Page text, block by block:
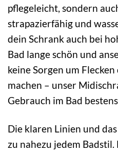
pflegeleicht, sondern
strapazierfähig und
dein Schrank auch bei
Bad lange schön und
keine Sorgen um
machen – unser
Gebrauch im Bad
Die klaren Linien und
zu nahezu jedem Badstil.